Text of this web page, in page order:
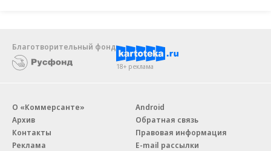
Благотворительный фонд
18+ реклама
О «Коммерсанте»
Архив
Контакты
Реклама
Android
Обратная связь
Правовая информация
E-mail рассылки